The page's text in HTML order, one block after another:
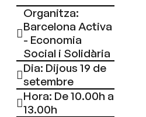
Organitza:
Barcelona Activa
- Economia
Social i Solidària
Dia: Dijous 19 de
setembre
Hora: De 10.00h a
13.00h